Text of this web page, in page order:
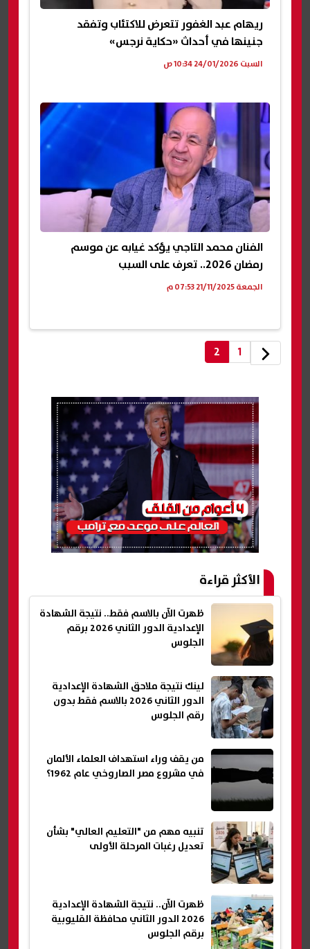
ريهام عبد الغفور تتعرض للاكتئاب وتفقد
جنينها في أحداث «حكاية نرجس»
السبت 24/01/2026 10:34 ص
الفنان محمد التاجي يؤكد غيابه عن موسم
رمضان 2026.. تعرف على السبب
الجمعة 21/11/2025 07:53 م
1
2
الأكثر قراءة
ظهرت الآن بالاسم فقط.. نتيجة الشهادة
الإعدادية الدور الثاني 2026 برقم
الجلوس
لينك نتيجة ملاحق الشهادة الإعدادية
الدور الثاني 2026 بالاسم فقط بدون
رقم الجلوس
من يقف وراء استهداف العلماء الألمان
في مشروع مصر الصاروخي عام 1962؟
تنبيه مهم من "التعليم العالي" بشأن
تعديل رغبات المرحلة الأولى
ظهرت الآن.. نتيجة الشهادة الإعدادية
2026 الدور الثاني محافظة القليوبية
برقم الجلوس